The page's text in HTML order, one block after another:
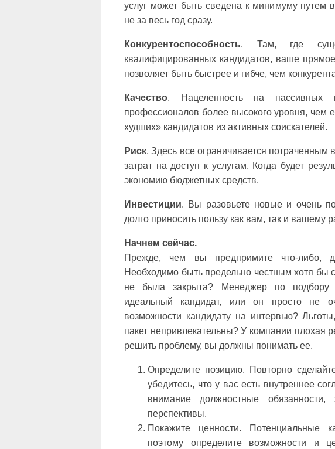
услуг может быть сведена к минимуму путем
не за весь год сразу.
Конкурентоспособность. Там, где
квалифицированных кандидатов, ваше
позволяет быть быстрее и гибче, чем
Качество. Нацеленность на пассивных
профессионалов более высокого уровня, чем
худших» кандидатов из активных соискателей.
Риск. Здесь все ограничивается
затрат на доступ к услугам. Когда будет
экономию бюджетных средств.
Инвестиции. Вы разовьете новые и очень
долго приносить пользу как вам, так и вашему
Начнем сейчас.
Прежде, чем вы предпримите что-либо,
Необходимо быть предельно честным хотя бы
не была закрыта? Менеджер по подбору
идеальный кандидат, или он просто не
возможности кандидату на интервью?
пакет непривлекательны? У компании плохая
решить проблему, вы должны понимать ее.
Определите позицию. Повторно
убедитесь, что у вас есть внутреннее
внимание должностные
перспективы.
Покажите ценности. Потенциальные
поэтому определите возможности и